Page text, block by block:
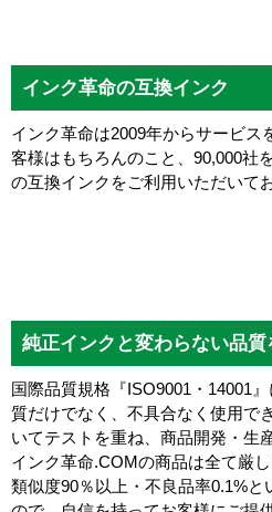
インク革命の互換インク
インク革命は2009年からサービス
客様はもちろんのこと、90,000社
の互換インクをご利用いただいて
純正インクと変わらない品質
国際品質規格『ISO9001・14001
質だけでなく、不具合なく使用で
いてテストを重ね、商品開発・生
インク革命.COMの商品は全て厳し
類似度90％以上・不良品率0.1%と